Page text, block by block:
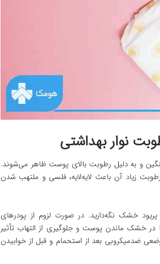
نوار بهداشتی
و به دلیل رطوبت بالای پوست ظاهر می‌شوند.
زیاد آن باعث لایه‌لایه، فلسی و ملتهب شدن
خشک نگه‌دارید. در صورت لزوم از پودرهای
خشک ماندن پوست و جلوگیری از التهاب تأثیر
ضدمیکروبی بعد از استحمام و قبل از خوابیدن